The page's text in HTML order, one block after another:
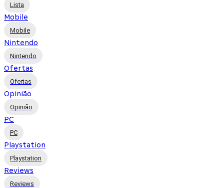
Lista
Mobile
Mobile
Nintendo
Nintendo
Ofertas
Ofertas
Opinião
Opinião
PC
PC
Playstation
Playstation
Reviews
Reviews